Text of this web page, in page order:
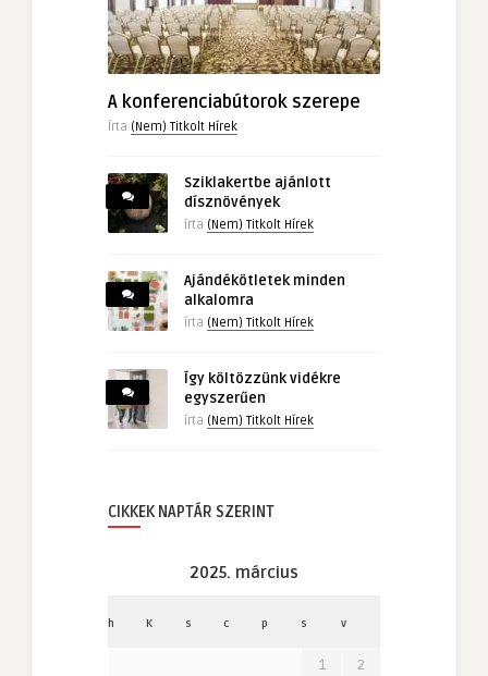
A konferenciabútorok szerepe
Írta (Nem) Titkolt Hírek
Sziklakertbe ajánlott
dísznövények
írta (Nem) Titkolt Hírek
Ajándékötletek minden
alkalomra
írta (Nem) Titkolt Hírek
Így költözzünk vidékre
egyszerűen
írta (Nem) Titkolt Hírek
CIKKEK NAPTÁR SZERINT
2025. március
h K s c p s v
1
2